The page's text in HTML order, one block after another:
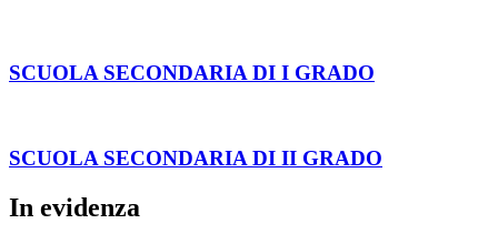
SCUOLA SECONDARIA DI I GRADO
SCUOLA SECONDARIA DI II GRADO
In evidenza